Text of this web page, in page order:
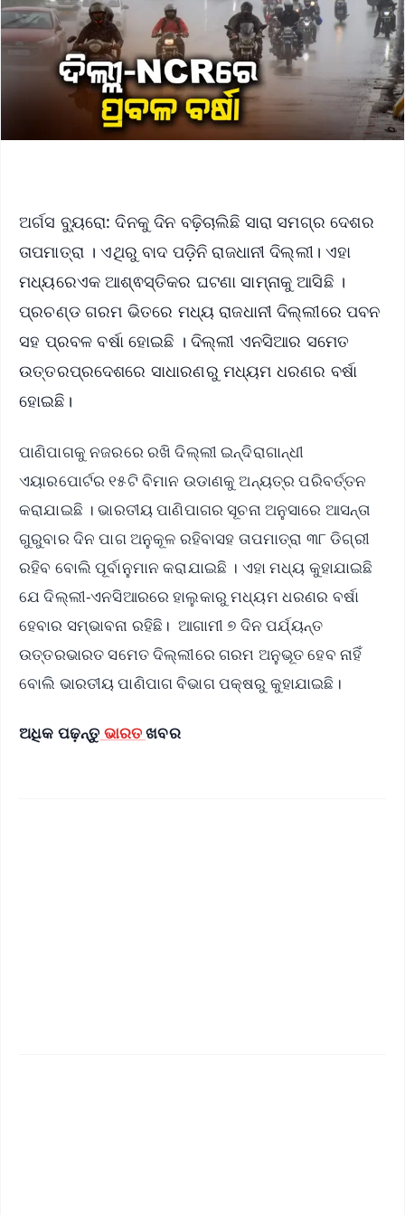
ଅର୍ଗସ ବ୍ୟୁରୋ: ଦିନକୁ ଦିନ ବଢ଼ିଚାଲିଛି ସାରା ସମଗ୍ର ଦେଶର
ତାପମାତ୍ରା । ଏଥିରୁ ବାଦ ପଡ଼ିନି ରାଜଧାନୀ ଦିଲ୍ଲୀ। ଏହା
ମଧ୍ୟରେଏକ ଆଶ୍ଵସ୍ତିକର ଘଟଣା ସାମ୍ନାକୁ ଆସିଛି ।
ପ୍ରଚଣ୍ଡ ଗରମ ଭିତରେ ମଧ୍ୟ ରାଜଧାନୀ ଦିଲ୍ଲୀରେ ପବନ
ସହ ପ୍ରବଳ ବର୍ଷା ହୋଇଛି । ଦିଲ୍ଲୀ ଏନସିଆର ସମେତ
ଉତ୍ତରପ୍ରଦେଶରେ ସାଧାରଣରୁ ମଧ୍ୟମ ଧରଣର ବର୍ଷା
ହୋଇଛି।
ପାଣିପାଗକୁ ନଜରରେ ରଖି ଦିଲ୍ଲୀ ଇନ୍ଦିରାଗାନ୍ଧୀ
ଏୟାରପୋର୍ଟର ୧୫ଟି ବିମାନ ଉଡାଣକୁ ଅନ୍ୟତ୍ର ପରିବର୍ତ୍ତନ
କରାଯାଇଛି । ଭାରତୀୟ ପାଣିପାଗର ସୂଚନା ଅନୁସାରେ ଆସନ୍ତା
ଗୁରୁବାର ଦିନ ପାଗ ଅନୁକୂଳ ରହିବାସହ ତାପମାତ୍ରା ୩୮ ଡିଗ୍ରୀ
ରହିବ ବୋଲି ପୂର୍ବାନୁମାନ କରାଯାଇଛି । ଏହା ମଧ୍ୟ କୁହାଯାଇଛି
ଯେ ଦିଲ୍ଲୀ-ଏନସିଆରରେ ହାଲୁକାରୁ ମଧ୍ୟମ ଧରଣର ବର୍ଷା
ହେବାର ସମ୍ଭାବନା ରହିଛି। ଆଗାମୀ ୭ ଦିନ ପର୍ଯ୍ୟନ୍ତ
ଉତ୍ତରଭାରତ ସମେତ ଦିଲ୍ଲୀରେ ଗରମ ଅନୁଭୂତ ହେବ ନାହିଁ
ବୋଲି ଭାରତୀୟ ପାଣିପାଗ ବିଭାଗ ପକ୍ଷରୁ କୁହାଯାଇଛି।
ଅଧିକ ପଢ଼ନ୍ତୁ ଭାରତଖବର